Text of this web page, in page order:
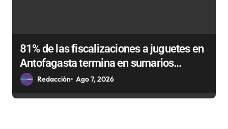
81% de las fiscalizaciones a juguetes en
Antofagasta termina en sumarios
sanitarios
Redacción Ago 7, 2026